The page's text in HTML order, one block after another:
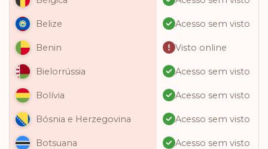
Belize Acesso sem visto
Benin Visto online
Bielorrússia Acesso sem visto
Bolívia Acesso sem visto
Bósnia e Herzegovina Acesso sem visto
Botsuana Acesso sem visto